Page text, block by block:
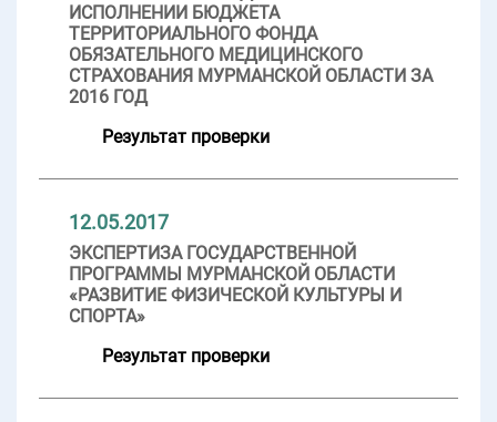
ИСПОЛНЕНИИ БЮДЖЕТА
ТЕРРИТОРИАЛЬНОГО ФОНДА
ОБЯЗАТЕЛЬНОГО МЕДИЦИНСКОГО
СТРАХОВАНИЯ МУРМАНСКОЙ ОБЛАСТИ ЗА
2016 ГОД
Результат проверки
12.05.2017
ЭКСПЕРТИЗА ГОСУДАРСТВЕННОЙ
ПРОГРАММЫ МУРМАНСКОЙ ОБЛАСТИ
«РАЗВИТИЕ ФИЗИЧЕСКОЙ КУЛЬТУРЫ И
СПОРТА»
Результат проверки